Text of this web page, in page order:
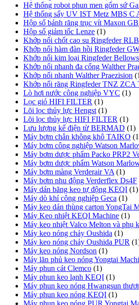
Hệ thống robot phun men gốm sứ
Hệ thống sấy UV IST Metz MBS C
Hộp số bánh răng trục vít Maxon GB
Hộp số giảm tốc Lenze (1)
Khớp nối chốt cao su Ringfeder RLB
Khớp nối hàm đàn hồi Ringfeder
Khớp nối kim loại Ringfeder
Khớp nối nhanh đa cổng Walther
Khớp nối nhanh Walther Praezision
Khớp nối răng Ringfeder TNZ ZCA
Lò hơi nước công nghiệp VYC (1)
Lọc gió HIFI FILTER (1)
Lõi lọc thủy lực Hengst (1)
Lõi lọc thủy lực HIFI FILTER (1)
Lưu lượng kế điện từ BERMAD (1)
Máy bơm chân không khô TAIKO
Máy bơm công nghiệp Watson
Máy bơm dược phẩm Packo PRP2
Máy bơm dược phẩm Watson
Máy bơm màng Verderair VA (1)
Máy bơm nhu động Verderflex Ds4F
Máy dán băng keo tự động KEQI (1)
Máy dò khí công nghiệp Geca (1)
Máy keo dán thùng carton YongTai
Máy Keo nhiệt KEQI Machine (1)
Máy keo nhiệt Valco Melton và phụ
Máy keo nóng chảy Oushida (1)
Máy keo nóng chảy Oushida PUR
Máy keo nóng Nordson (1)
Máy lăn phủ keo nóng Yongtai
Máy phun cát Clemco (1)
Máy phun keo lạnh KEQI (1)
Máy phun keo nóng Hwangsun
Máy phun keo nóng KEQI (1)
Máy phun keo nóng PUR Yongtai